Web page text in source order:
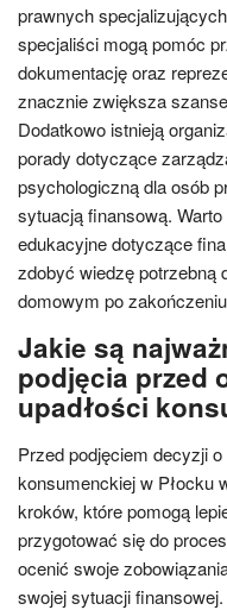
prawnych
specjaliści mogą pomóc
dokumentację oraz
znacznie zwiększa
Dodatkowo istnieją
porady dotyczące
psychologiczną dla osób
sytuacją finansową.
edukacyjne dotyczące
zdobyć wiedzę potrzebną
domowym po
Jakie są
podjęcia przed
upadłości
Przed podjęciem decyzji o
konsumenckiej w Płocku
kroków, które pomogą
przygotować się do
ocenić swoje
swojej sytuacji